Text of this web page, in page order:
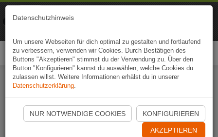
Naviki App jetzt öffnen
Datenschutzhinweis
Um unsere Webseiten für dich optimal zu gestalten und fortlaufend
zu verbessern, verwenden wir Cookies. Durch Bestätigen des
Buttons "Akzeptieren" stimmst du der Verwendung zu. Über den
Button "Konfigurieren" kannst du auswählen, welche Cookies du
zulassen willst. Weitere Informationen erhälst du in unserer
Datenschutzerklärung.
NUR NOTWENDIGE COOKIES KONFIGURIEREN
AKZEPTIEREN
Naviki